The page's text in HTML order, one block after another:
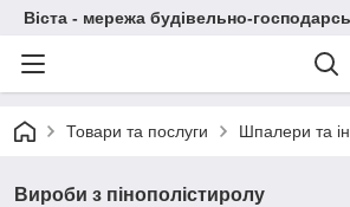
Віста - мережа будівельно-
Товари та послуги Шпалери та
Вироби з пінополістиролу